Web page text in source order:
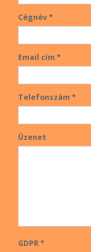
Cégnév *
Email cím *
Telefonszám *
Üzenet
GDPR *